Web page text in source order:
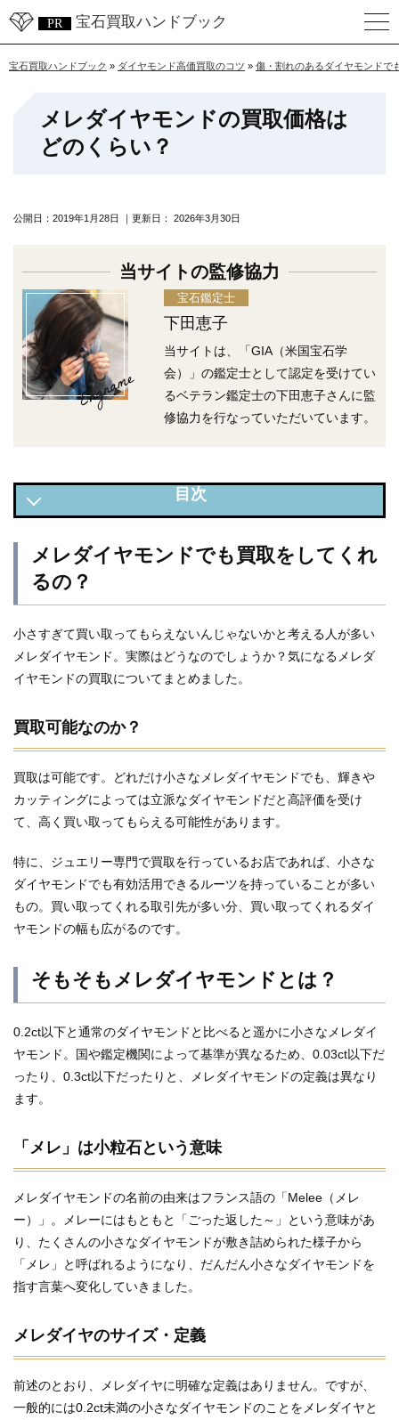
宝石買取ハンドブック
宝石買取ハンドブック » ダイヤモンド高価買取のコツ » 傷・割れのあるダイヤモンドで
メレダイヤモンドの買取価格は
どのくらい？
公開日： 2019年1月28日 ｜更新日： 2026年3月30日
当サイトの監修協力
Engname
宝石鑑定士
下田恵子
当サイトは、「GIA（米国宝石学
会）」の鑑定士として認定を受けてい
るベテラン鑑定士の下田恵子さんに監
修協力を行なっていただいています。
そもそもメレダイヤモンドとは？
メレダイヤモンドの高額買取のコツ
メレダイヤモンドでも買取をしてくれ
るの？
小さすぎて買い取ってもらえないんじゃないかと考える人が多い
メレダイヤモンド。実際はどうなのでしょうか？気になるメレダ
イヤモンドの買取についてまとめました。
買取可能なのか？
買取は可能です。どれだけ小さなメレダイヤモンドでも、輝きや
カッティングによっては立派なダイヤモンドだと高評価を受け
て、高く買い取ってもらえる可能性があります。
特に、ジュエリー専門で買取を行っているお店であれば、小さな
ダイヤモンドでも有効活用できるルーツを持っていることが多い
もの。買い取ってくれる取引先が多い分、買い取ってくれるダイ
ヤモンドの幅も広がるのです。
そもそもメレダイヤモンドとは？
0.2ct以下と通常のダイヤモンドと比べると遥かに小さなメレダイ
ヤモンド。国や鑑定機関によって基準が異なるため、0.03ct以下だ
ったり、0.3ct以下だったりと、メレダイヤモンドの定義は異なり
ます。
「メレ」は小粒石という意味
メレダイヤモンドの名前の由来はフランス語の「Melee（メレ
ー）」。メレーにはもともと「ごった返した～」という意味があ
り、たくさんの小さなダイヤモンドが敷き詰められた様子から
「メレ」と呼ばれるようになり、だんだん小さなダイヤモンドを
指す言葉へ変化していきました。
メレダイヤのサイズ・定義
前述のとおり、メレダイヤに明確な定義はありません。ですが、
一般的には0.2ct未満の小さなダイヤモンドのことをメレダイヤと